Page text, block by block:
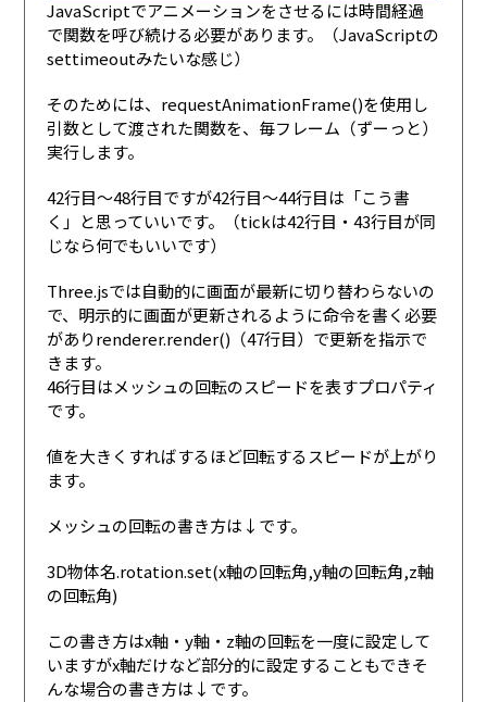
JavaScriptでアニメーションをさせるには時間経過
で関数を呼び続ける必要があります。（JavaScriptの
settimeoutみたいな感じ）
そのためには、requestAnimationFrame()を使用し
引数として渡された関数を、毎フレーム（ずーっと）
実行します。
42行目〜48行目ですが42行目〜44行目は「こう書
く」と思っていいです。（tickは42行目・43行目が同
じなら何でもいいです）
Three.jsでは自動的に画面が最新に切り替わらないの
で、明示的に画面が更新されるように命令を書く必要
がありrenderer.render()（47行目）で更新を指示で
きます。
46行目はメッシュの回転のスピードを表すプロパティ
です。
値を大きくすればするほど回転するスピードが上がり
ます。
メッシュの回転の書き方は↓です。
3D物体名.rotation.set(x軸の回転角,y軸の回転角,z軸
の回転角)
この書き方はx軸・y軸・z軸の回転を一度に設定して
いますがx軸だけなど部分的に設定することもできそ
んな場合の書き方は↓です。